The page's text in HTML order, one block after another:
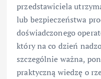
przedstawiciela
lub bezpieczeństwa
doświadczonego
który na co dzień
szczególnie ważna,
praktyczną wiedzę o